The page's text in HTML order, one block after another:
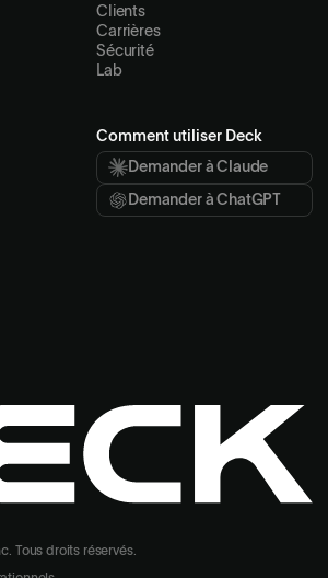
Clients
Carrières
Sécurité
Lab
Comment utiliser Deck
Demander à Claude
Demander à ChatGPT
Tous droits réservés.